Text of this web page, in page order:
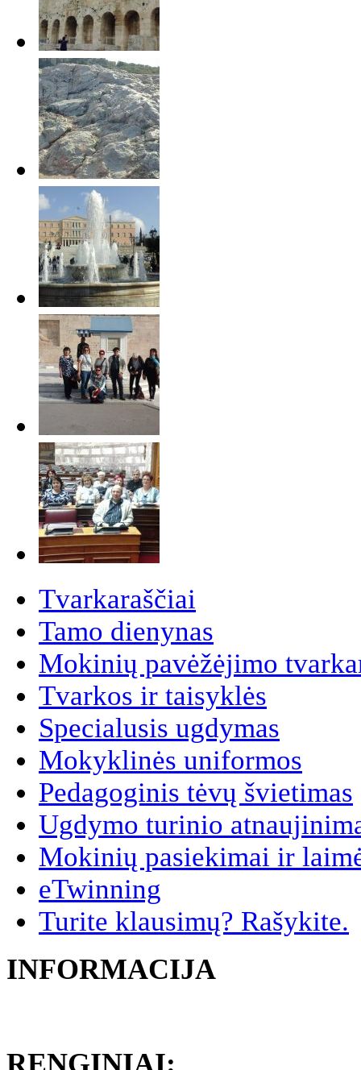
Tvarkaraščiai
Tamo dienynas
Mokinių pavėžėjimo
Tvarkos ir taisyklės
Specialusis ugdymas
Mokyklinės uniformos
Pedagoginis tėvų švietimas
Ugdymo turinio
Mokinių pasiekimai ir
eTwinning
Turite klausimų? Rašykite.
INFORMACIJA